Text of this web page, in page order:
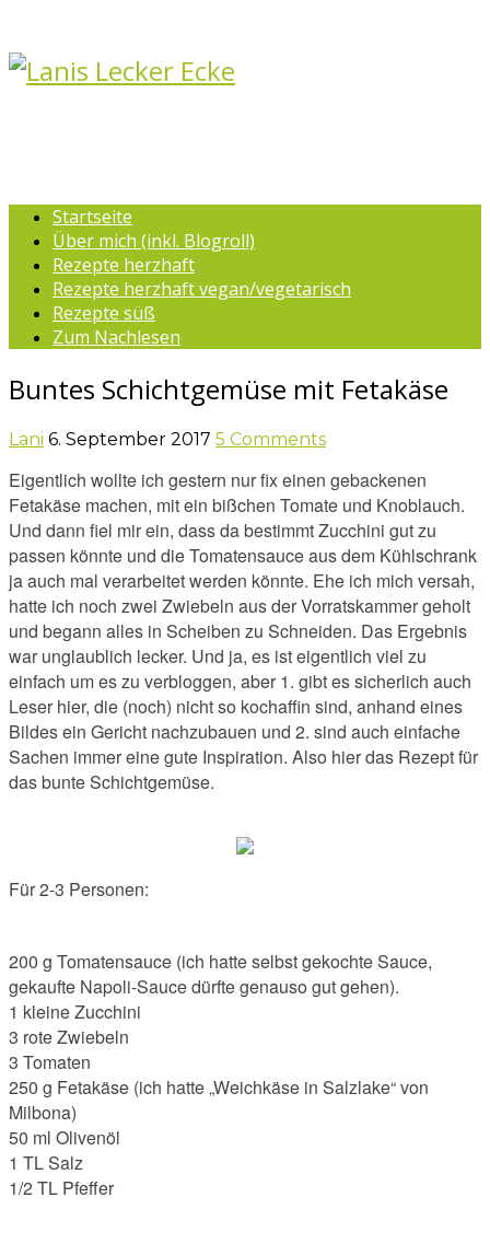
Startseite
Über mich (inkl. Blogroll)
Rezepte herzhaft
Rezepte herzhaft vegan/vegetarisch
Rezepte süß
Zum Nachlesen
Buntes Schichtgemüse mit Fetakäse
Lani 6. September 2017 5 Comments
Eigentlich wollte ich gestern nur fix einen gebackenen
Fetakäse machen, mit ein bißchen Tomate und Knoblauch.
Und dann fiel mir ein, dass da bestimmt Zucchini gut zu
passen könnte und die Tomatensauce aus dem Kühlschrank
ja auch mal verarbeitet werden könnte. Ehe ich mich versah,
hatte ich noch zwei Zwiebeln aus der Vorratskammer geholt
und begann alles in Scheiben zu Schneiden. Das Ergebnis
war unglaublich lecker. Und ja, es ist eigentlich viel zu
einfach um es zu verbloggen, aber 1. gibt es sicherlich auch
Leser hier, die (noch) nicht so kochaffin sind, anhand eines
Bildes ein Gericht nachzubauen und 2. sind auch einfache
Sachen immer eine gute Inspiration. Also hier das Rezept für
das bunte Schichtgemüse.
Für 2-3 Personen:
200 g Tomatensauce (ich hatte selbst gekochte Sauce,
gekaufte Napoli-Sauce dürfte genauso gut gehen).
1 kleine Zucchini
3 rote Zwiebeln
3 Tomaten
250 g Fetakäse (ich hatte „Weichkäse in Salzlake“ von
Milbona)
50 ml Olivenöl
1 TL Salz
1/2 TL Pfeffer